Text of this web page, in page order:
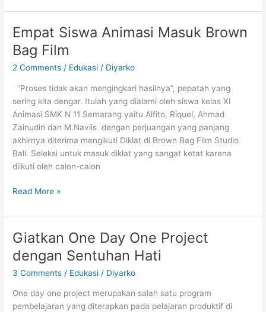
untuk
Menumbuhkan
Empati
Siswa
Empat Siswa Animasi Masuk Brown
Bag Film
2 Comments / Edukasi / Diyarko
“Proses tidak akan mengingkari hasilnya”, pepatah yang
sering kita dengar. Itulah yang dialami oleh siswa kelas XI
Animasi SMK N 11 Semarang yaitu Alfito, Riquel, Ahmad
Zainudin dan M.Naviis dengan perjuangan yang panjang
akhirnya diterima mengikuti Diklat di Brown Bag Film Studio
Bali. Seleksi untuk masuk diklat yang sangat ketat karena
diikuti oleh calon-calon
Empat
Animasi
Brown
Bag
Film
Read More »
Giatkan One Day One Project
dengan Sentuhan Hati
3 Comments / Edukasi / Diyarko
One day one project merupakan salah satu program
pembelajaran yang diterapkan pada pelajaran produktif di